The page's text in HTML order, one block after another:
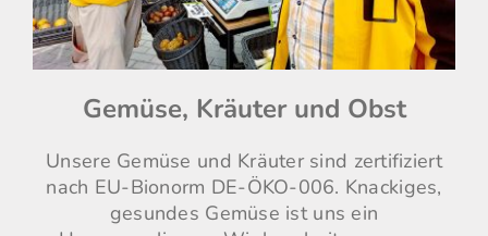
Gemüse, Kräuter und Obst
Unsere Gemüse und Kräuter sind zertifiziert
nach EU-Bionorm DE-ÖKO-006. Knackiges,
gesundes Gemüse ist uns ein